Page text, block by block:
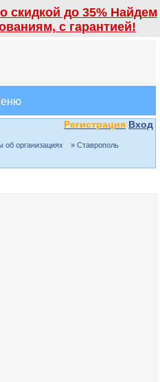
скидкой до 35% Найдем
с гарантией!
Регистрация Вход
об организациях
» Ставрополь